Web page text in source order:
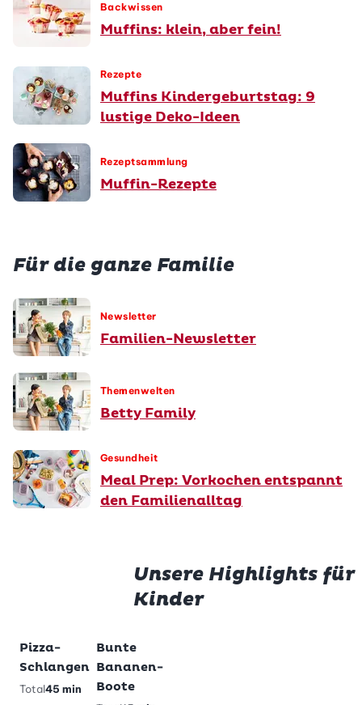
Backwissen
Muffins: klein, aber fein!
Rezepte
Muffins Kindergeburtstag: 9
lustige Deko-Ideen
Rezeptsammlung
Muffin-Rezepte
Für die ganze Familie
Newsletter
Familien-Newsletter
Themenwelten
Betty Family
Gesundheit
Meal Prep: Vorkochen entspannt
den Familienalltag
Unsere Highlights für
Kinder
Zu Lieblingsrezepten hinzufügen
Pizza-
Schlangen
Total45 min
Bunte
Bananen-
Boote